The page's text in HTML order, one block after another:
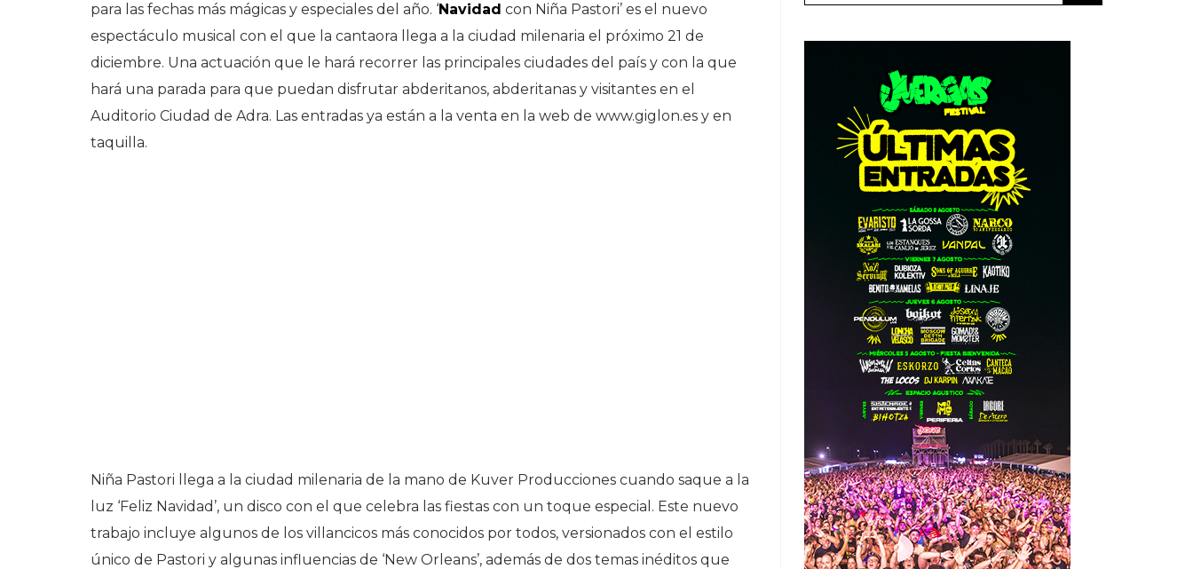
para las fechas más mágicas y especiales del año. ‘Navidad con Niña Pastori’ es el nuevo
espectáculo musical con el que la cantaora llega a la ciudad milenaria el próximo 21 de
diciembre. Una actuación que le hará recorrer las principales ciudades del país y con la que
hará una parada para que puedan disfrutar abderitanos, abderitanas y visitantes en el
Auditorio Ciudad de Adra. Las entradas ya están a la venta en la web de www.giglon.es y en
taquilla.
Niña Pastori llega a la ciudad milenaria de la mano de Kuver Producciones cuando saque a la
luz ‘Feliz Navidad’, un disco con el que celebra las fiestas con un toque especial. Este nuevo
trabajo incluye algunos de los villancicos más conocidos por todos, versionados con el estilo
único de Pastori y algunas influencias de ‘New Orleans’, además de dos temas inéditos que